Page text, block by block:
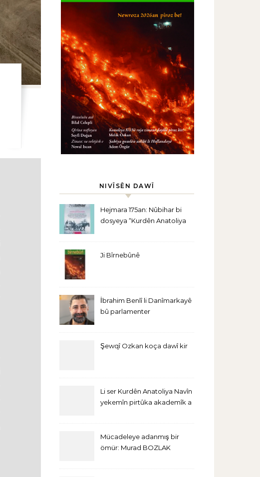
NIVÎSÊN DAWÎ
Hejmara 175an: Nûbihar bi
dosyeya “Kurdên Anatoliya
Ji Bîrnebûnê
İbrahim Benlî li Danîmarkayê
bû parlamenter
Şewqî Ozkan koça dawî kir
Li ser Kurdên Anatoliya Navîn
yekemîn pirtûka akademîk a
Mücadeleye adanmış bir
ömür: Murad BOZLAK